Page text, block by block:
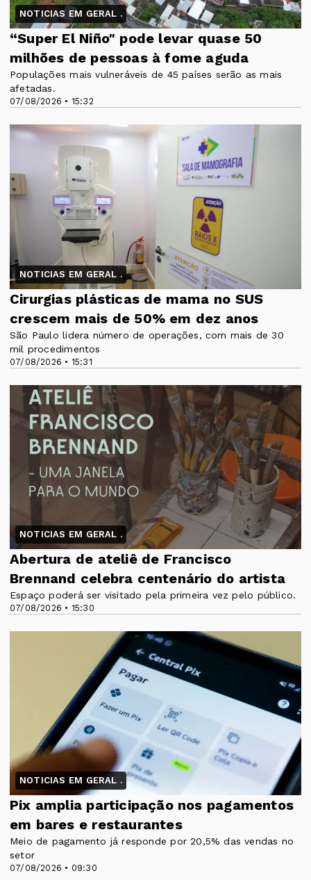
NOTICIAS EM GERAL .
07/08/2026 • 15:32
“Super El Niño" pode levar quase 50
milhões de pessoas à fome aguda
Populações mais vulneráveis de 45 países serão as mais
afetadas.
NOTICIAS EM GERAL .
07/08/2026 • 15:31
Cirurgias plásticas de mama no SUS
crescem mais de 50% em dez anos
São Paulo lidera número de operações, com mais de 30
mil procedimentos
NOTICIAS EM GERAL .
07/08/2026 • 15:30
Abertura de ateliê de Francisco
Brennand celebra centenário do artista
Espaço poderá ser visitado pela primeira vez pelo público.
NOTICIAS EM GERAL .
07/08/2026 • 09:30
Pix amplia participação nos pagamentos
em bares e restaurantes
Meio de pagamento já responde por 20,5% das vendas no
setor